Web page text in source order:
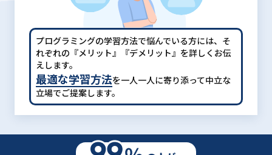
プログラミングの学習方法で悩んでいる方には、 そ
れぞれの『メリット』『デメリット』を詳しくお伝
えします。
最適な学習方法を一人一人に寄り添って中立な
立場でご提案します。